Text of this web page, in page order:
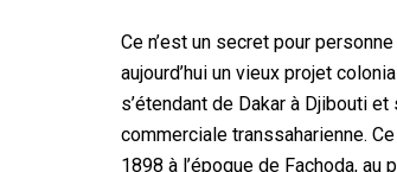
Ce n’est un secret pour
aujourd’hui un vieux projet
s’étendant de Dakar à Djibouti
commerciale transsaharienne.
1898 à l’époque de Fachoda, au